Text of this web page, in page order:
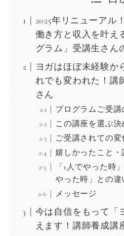
2025年リニューアル
働き方と収入を叶え
グラム」受講生さん
ヨガはほぼ未経験か
れでも変われた！
さん
プログラムご受講
この講座を選ぶ
ご受講されての変
嬉しかったこと・
「1人でやった時
やった時」との違
メッセージ
今は自信をもって「
えます！講師養成